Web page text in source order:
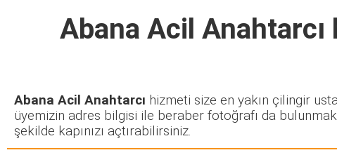
Abana Acil Anahtarcı
Abana Acil Anahtarcı hizmeti size en yakın çilingir
üyemizin adres bilgisi ile beraber fotoğrafı da
şekilde kapınızı açtırabilirsiniz.